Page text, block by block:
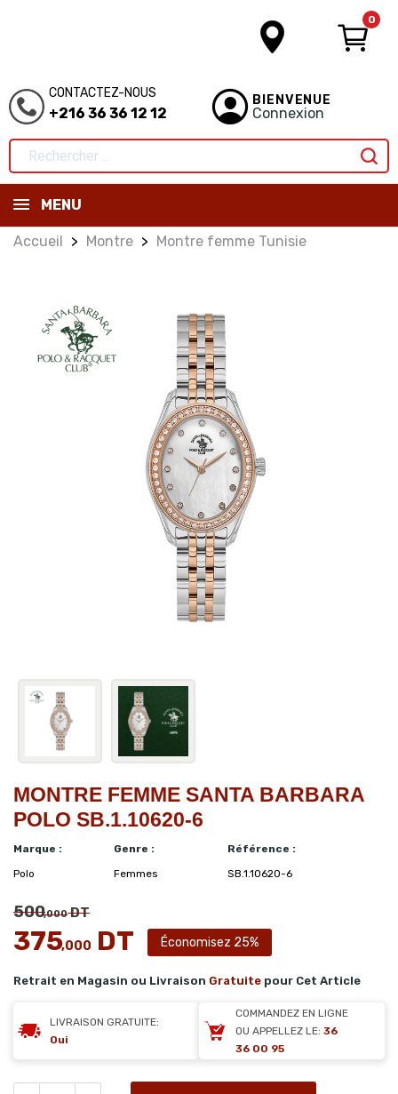
0
CONTACTEZ-NOUS
+216 36 36 12 12
BIENVENUE
Connexion
MENU
Accueil Montre Montre femme Tunisie
MONTRE FEMME SANTA BARBARA
POLO SB.1.10620-6
Marque :
Polo
Genre :
Femmes
Référence :
SB.1.10620-6
500,000DT
375,000 DT Économisez 25%
Retrait en Magasin ou Livraison Gratuite pour Cet Article
LIVRAISON GRATUITE:
Oui
COMMANDEZ EN LIGNE
OU APPELLEZ LE: 36
36 00 95